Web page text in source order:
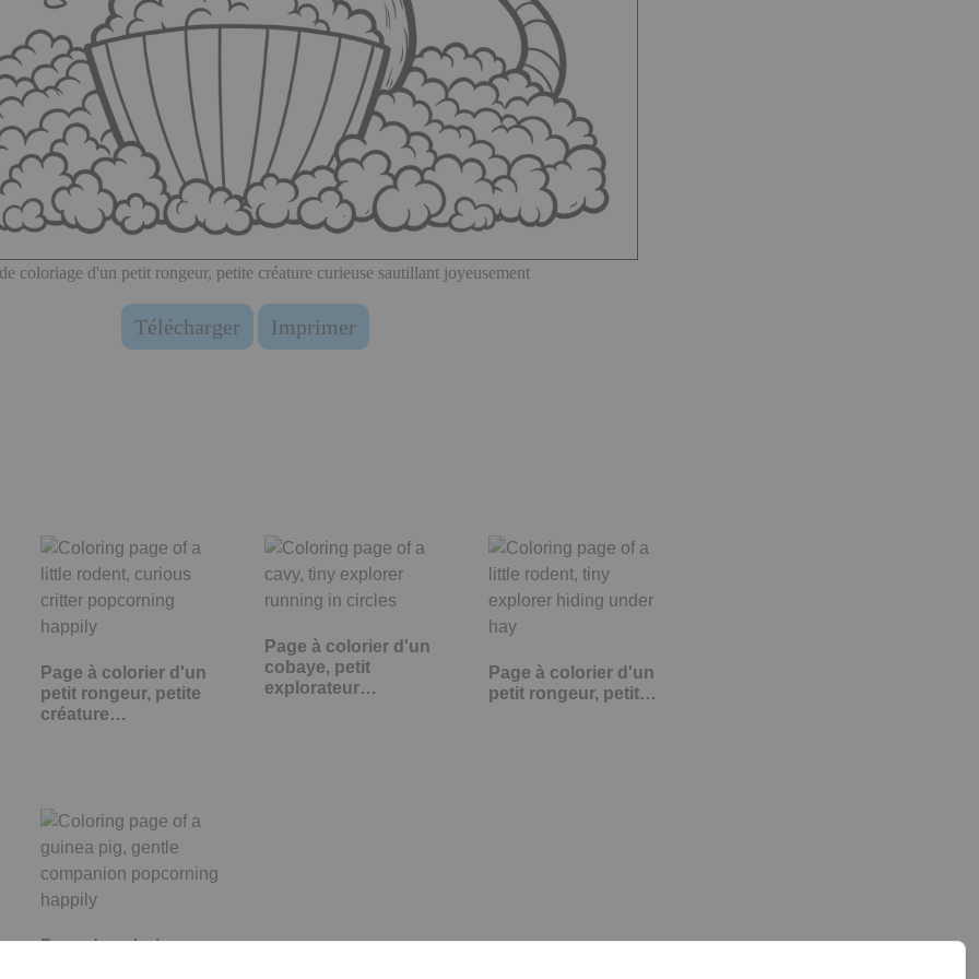
coloriage d'un petit rongeur, petite créature curieuse sautillant joyeusement
Télécharger Imprimer
Page à colorier d'un
petit rongeur, petite
créature…
Page à colorier d'un
cobaye, petit
explorateur…
Page à colorier d'un
petit rongeur, petit…
Page de coloriage